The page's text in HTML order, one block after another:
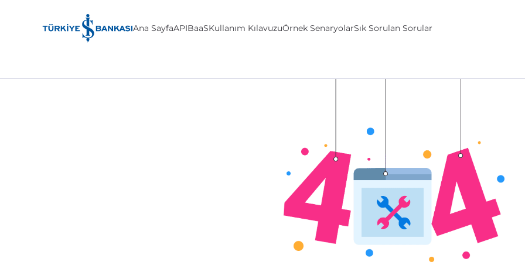
Ana SayfaAPIBaaSKullanım KılavuzuÖrnek SenaryolarSık Sorulan Sorular